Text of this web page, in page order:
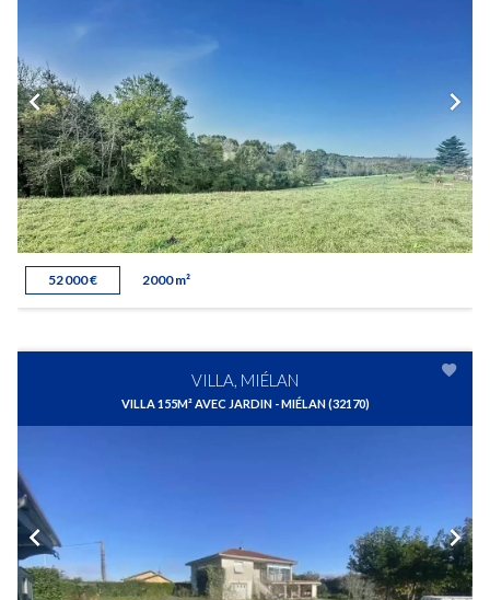
52 000 € 2000 m²
VILLA, MIÉLAN
VILLA 155M² AVEC JARDIN - MIÉLAN (32170)